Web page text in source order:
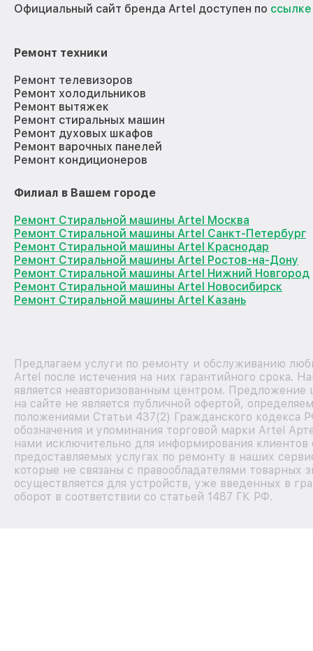
Официальный сайт бренда Artel доступен по ссылке
Ремонт техники
Ремонт телевизоров
Ремонт холодильников
Ремонт вытяжек
Ремонт стиральных машин
Ремонт духовых шкафов
Ремонт варочных панелей
Ремонт кондиционеров
Филиал в Вашем городе
Ремонт Стиральной машины Artel Москва
Ремонт Стиральной машины Artel Санкт-Петербург
Ремонт Стиральной машины Artel Краснодар
Ремонт Стиральной машины Artel Ростов-на-Дону
Ремонт Стиральной машины Artel Нижний Новгород
Ремонт Стиральной машины Artel Новосибирск
Ремонт Стиральной машины Artel Казань
Предлагаем услуги по ремонту и обслуживанию
Artel после истечения на них гарантийного срока.
является неавторизованным центром. Предложение
на сайте не является публичной офертой,
положениями Статьи 437(2) Гражданского кодекса
обозначения и упоминания торговой марки Artel
нами исключительно для информирования клиентов
предоставляемых услугах по ремонту в наших
которые не связаны с правообладателями товарных
осуществляется для устройств, уже введенных в
оборот в соответствии со статьей 1487 ГК РФ.